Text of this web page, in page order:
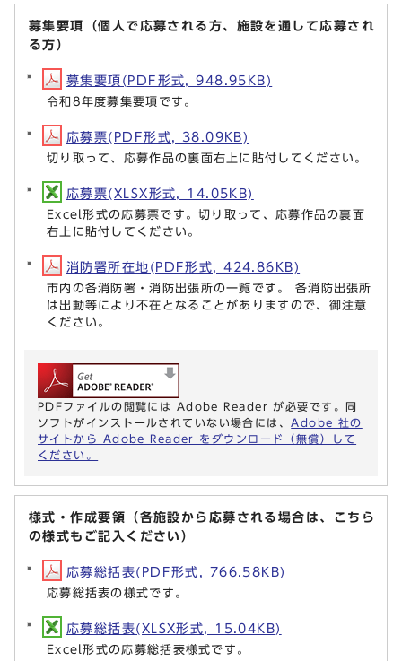
募集要項（個人で応募される方、施設を通して応募され
る方）
募集要項(PDF形式, 948.95KB)
令和8年度募集要項です。
応募票(PDF形式, 38.09KB)
切り取って、応募作品の裏面右上に貼付してください。
応募票(XLSX形式, 14.05KB)
Excel形式の応募票です。切り取って、応募作品の裏面
右上に貼付してください。
消防署所在地(PDF形式, 424.86KB)
市内の各消防署・消防出張所の一覧です。 各消防出張所
は出動等により不在となることがありますので、御注意
ください。
PDFファイルの閲覧には Adobe Reader が必要です。同
ソフトがインストールされていない場合には、 Adobe 社の
サイトから Adobe Reader をダウンロード（無償）して
ください。
様式・作成要領（各施設から応募される場合は、こちら
の様式もご記入ください）
応募総括表(PDF形式, 766.58KB)
応募総括表の様式です。
応募総括表(XLSX形式, 15.04KB)
Excel形式の応募総括表様式です。